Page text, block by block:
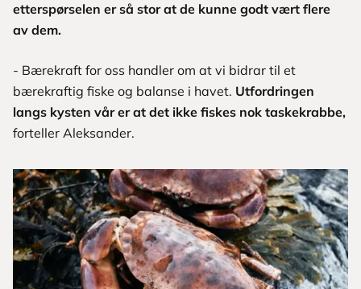
etterspørselen er så stor at de kunne godt vært flere
av dem.
- Bærekraft for oss handler om at vi bidrar til et
bærekraftig fiske og balanse i havet. Utfordringen
langs kysten vår er at det ikke fiskes nok taskekrabbe,
forteller Aleksander.